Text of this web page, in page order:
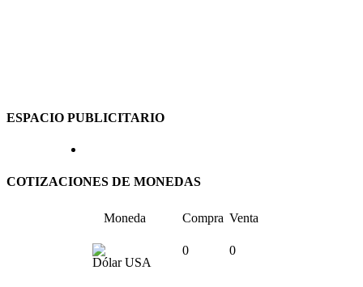
ESPACIO PUBLICITARIO
COTIZACIONES DE MONEDAS
Moneda Compra Venta
Dólar USA
0 0